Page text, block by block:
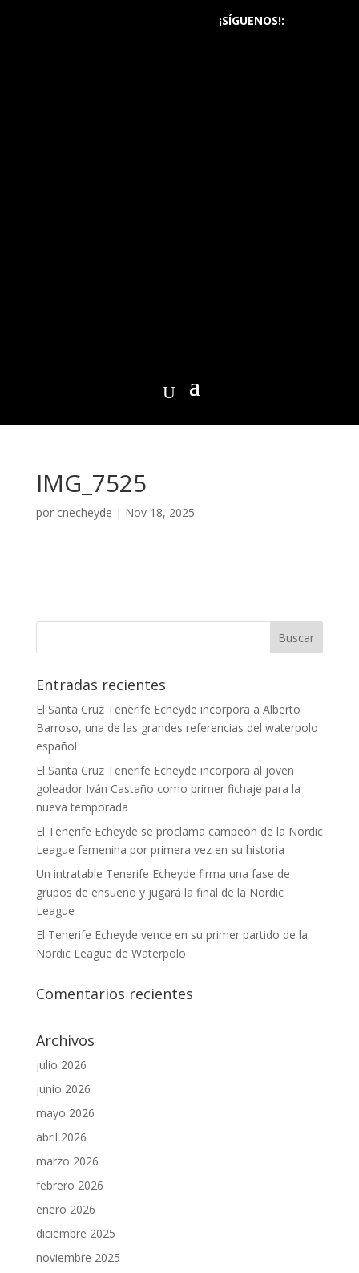
¡SÍGUENOS!:
IMG_7525
por cnecheyde | Nov 18, 2025
Entradas recientes
El Santa Cruz Tenerife Echeyde incorpora a Alberto
Barroso, una de las grandes referencias del waterpolo
español
El Santa Cruz Tenerife Echeyde incorpora al joven
goleador Iván Castaño como primer fichaje para la
nueva temporada
El Tenerife Echeyde se proclama campeón de la Nordic
League femenina por primera vez en su historia
Un intratable Tenerife Echeyde firma una fase de
grupos de ensueño y jugará la final de la Nordic
League
El Tenerife Echeyde vence en su primer partido de la
Nordic League de Waterpolo
Comentarios recientes
Archivos
julio 2026
junio 2026
mayo 2026
abril 2026
marzo 2026
febrero 2026
enero 2026
diciembre 2025
noviembre 2025